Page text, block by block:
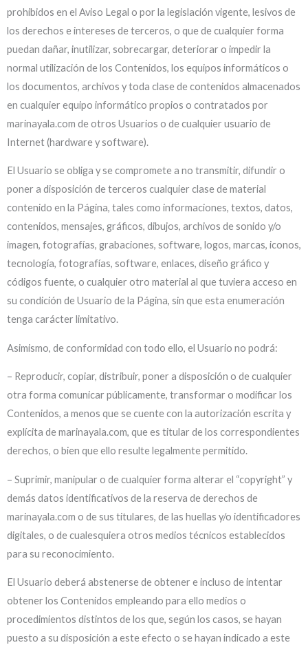
prohibidos en el Aviso Legal o por la legislación vigente, lesivos de
los derechos e intereses de terceros, o que de cualquier forma
puedan dañar, inutilizar, sobrecargar, deteriorar o impedir la
normal utilización de los Contenidos, los equipos informáticos o
los documentos, archivos y toda clase de contenidos almacenados
en cualquier equipo informático propios o contratados por
marinayala.com de otros Usuarios o de cualquier usuario de
Internet (hardware y software).
El Usuario se obliga y se compromete a no transmitir, difundir o
poner a disposición de terceros cualquier clase de material
contenido en la Página, tales como informaciones, textos, datos,
contenidos, mensajes, gráficos, dibujos, archivos de sonido y/o
imagen, fotografías, grabaciones, software, logos, marcas, iconos,
tecnología, fotografías, software, enlaces, diseño gráfico y
códigos fuente, o cualquier otro material al que tuviera acceso en
su condición de Usuario de la Página, sin que esta enumeración
tenga carácter limitativo.
Asimismo, de conformidad con todo ello, el Usuario no podrá:
– Reproducir, copiar, distribuir, poner a disposición o de cualquier
otra forma comunicar públicamente, transformar o modificar los
Contenidos, a menos que se cuente con la autorización escrita y
explícita de marinayala.com, que es titular de los correspondientes
derechos, o bien que ello resulte legalmente permitido.
– Suprimir, manipular o de cualquier forma alterar el “copyright” y
demás datos identificativos de la reserva de derechos de
marinayala.com o de sus titulares, de las huellas y/o identificadores
digitales, o de cualesquiera otros medios técnicos establecidos
para su reconocimiento.
El Usuario deberá abstenerse de obtener e incluso de intentar
obtener los Contenidos empleando para ello medios o
procedimientos distintos de los que, según los casos, se hayan
puesto a su disposición a este efecto o se hayan indicado a este